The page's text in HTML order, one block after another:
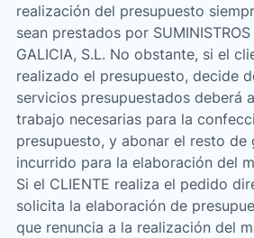
realización del presupuesto
sean prestados por SUMINISTROS
GALICIA, S.L. No obstante, si el
realizado el presupuesto, decide
servicios presupuestados deberá
trabajo necesarias para la
presupuesto, y abonar el resto de
incurrido para la elaboración del
Si el CLIENTE realiza el pedido
solicita la elaboración de
que renuncia a la realización del